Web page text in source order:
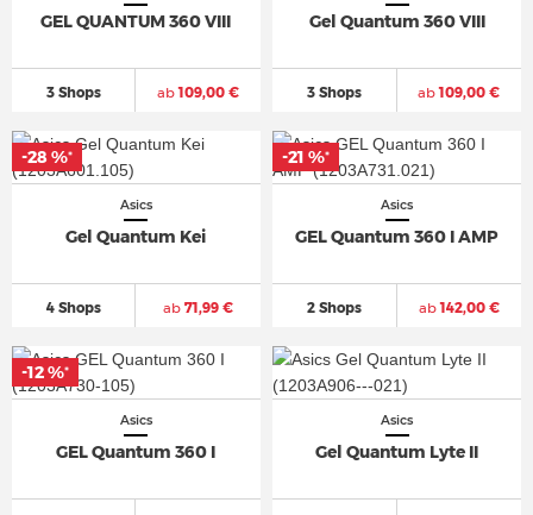
GEL QUANTUM 360 VIII
3 Shops ab109,00 €
Gel Quantum 360 VIII
3 Shops ab109,00 €
Asics
Gel Quantum Kei
4 Shops ab71,99 €
-28 %*
Asics
GEL Quantum 360 I AMP
2 Shops ab142,00 €
-21 %*
Asics
GEL Quantum 360 I
-12 %*
Asics
Gel Quantum Lyte II